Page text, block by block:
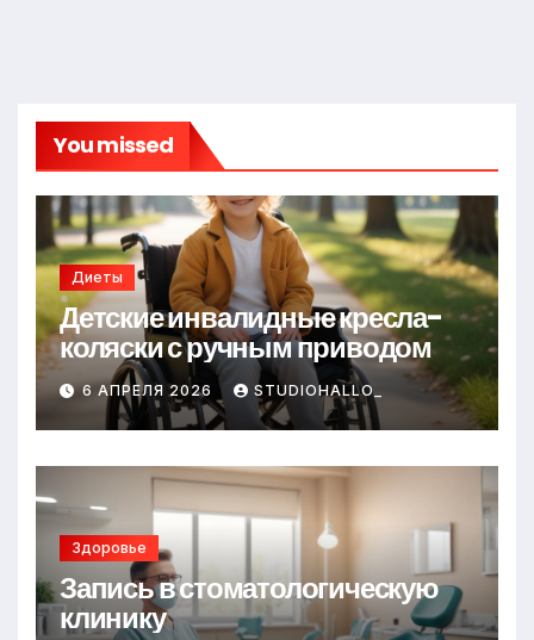
You missed
Диеты
Детские инвалидные кресла-
коляски с ручным приводом
6 АПРЕЛЯ 2026 STUDIOHALLO_
Здоровье
Запись в стоматологическую
клинику